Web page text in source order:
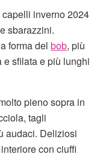
inverno 2024
sbarazzini.
forma del bob, più
e sfilata e più lunghi
pieno sopra in
tagli
audaci. Deliziosi
con ciuffi